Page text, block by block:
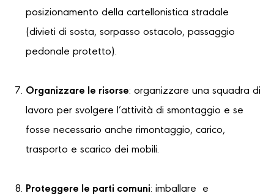
posizionamento della cartellonistica stradale
(divieti di sosta, sorpasso ostacolo, passaggio
pedonale protetto).
Organizzare le risorse: organizzare una squadra di
lavoro per svolgere l’attività di smontaggio e se
fosse necessario anche rimontaggio, carico,
trasporto e scarico dei mobili.
Proteggere le parti comuni: imballare e